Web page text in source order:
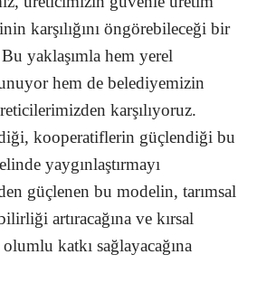
karşılığını öngörebileceği bir
yaklaşımla hem yerel
hem de belediyemizin
karşılıyoruz.
kooperatiflerin güçlendiği bu
yaygınlaştırmayı
güçlenen bu modelin, tarımsal
artıracağına ve kırsal
katkı sağlayacağına